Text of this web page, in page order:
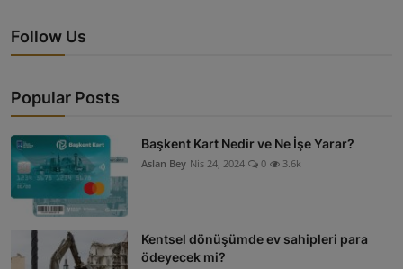
Follow Us
Popular Posts
Başkent Kart Nedir ve Ne İşe Yarar?
Aslan Bey Nis 24, 2024 0 3.6k
Kentsel dönüşümde ev sahipleri para
ödeyecek mi?